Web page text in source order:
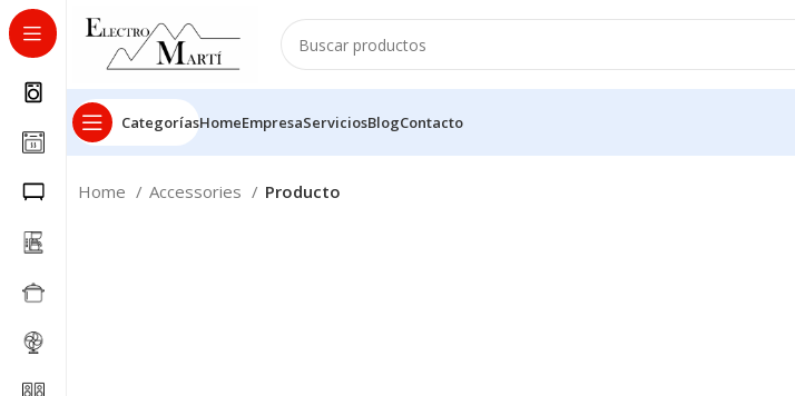
CategoríasHomeEmpresaServiciosBlogContacto
Home Accessories Producto